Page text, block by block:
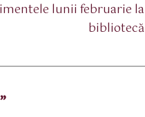
lunii februarie la
bibliotecă